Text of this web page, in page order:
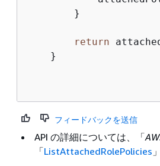
        }
return
    }
フィードバックを送信
API の詳細については、「
「ListAttachedRolePolicies